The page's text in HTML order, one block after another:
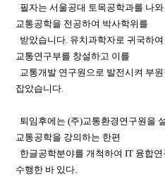
필자는 서울공대 토목공학과를 나
교통공학을 전공하여 박사학위를
받았습니다. 유치과학자로 귀국하
교통연구부를 창설하고 이를
교통개발 연구원으로 발전시켜 부
잡았습니다.
퇴임후에는 (주)교통환경연구원을
교통공학을 강의하는 한편
한글공학분야를 개척하여 IT 융합
수행한 바 있다.